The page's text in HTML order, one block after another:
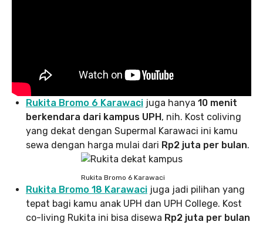
Rukita Bromo 6 Karawaci juga hanya 10 menit
berkendara dari kampus UPH, nih. Kost coliving
yang dekat dengan Supermal Karawaci ini kamu
sewa dengan harga mulai dari Rp2 juta per bulan.
Rukita Bromo 6 Karawaci
Rukita Bromo 18 Karawaci juga jadi pilihan yang
tepat bagi kamu anak UPH dan UPH College. Kost
co-living Rukita ini bisa disewa Rp2 juta per bulan